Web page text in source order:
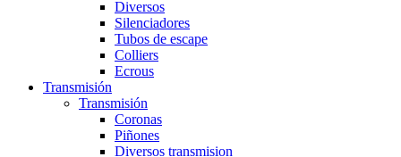
Diversos
Silenciadores
Tubos de escape
Colliers
Ecrous
Transmisión
Transmisión
Coronas
Piñones
Diversos transmision